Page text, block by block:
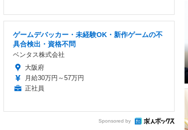
ゲームデバッカー・未経験OK・新作ゲームの不
具合検出・資格不問
ベンタス株式会社
大阪府
月給30万円～57万円
正社員
Sponsored by